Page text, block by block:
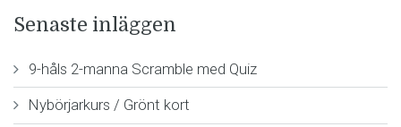
Senaste inläggen
9-håls 2-manna Scramble med Quiz
Nybörjarkurs / Grönt kort